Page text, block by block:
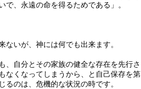
、永遠の命を得るためである」。
いが、神には何でも出来ます。
自分とその家族の健全な存在を先行さ
なくなってしまうから、と自己保存を第
のは、危機的な状況の時です。